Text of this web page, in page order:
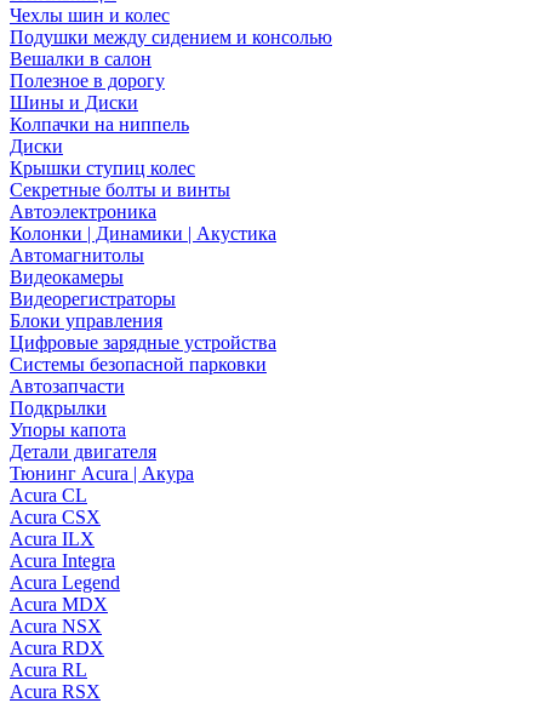
Чехлы шин и колес
Подушки между сидением и консолью
Вешалки в салон
Полезное в дорогу
Шины и Диски
Колпачки на ниппель
Диски
Крышки ступиц колес
Секретные болты и винты
Автоэлектроника
Колонки | Динамики | Акустика
Автомагнитолы
Видеокамеры
Видеорегистраторы
Блоки управления
Цифровые зарядные устройства
Системы безопасной парковки
Автозапчасти
Подкрылки
Упоры капота
Детали двигателя
Тюнинг Acura | Акура
Acura CL
Acura CSX
Acura ILX
Acura Integra
Acura Legend
Acura MDX
Acura NSX
Acura RDX
Acura RL
Acura RSX